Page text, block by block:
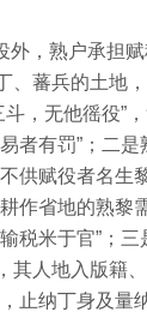
外，熟户承担
、蕃兵的土地
，无他徭役”
者有罚”； 二是
供赋役者名生黎
作省地的熟黎
税米于官”； 三
其人地入版籍、
止纳丁身及量